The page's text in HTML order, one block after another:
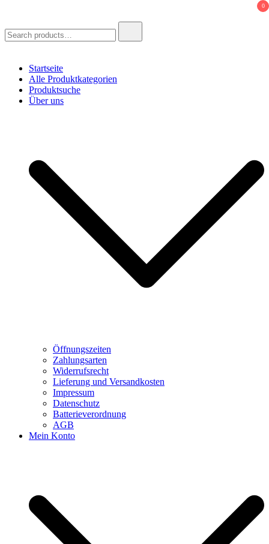
0
for:
Startseite
Alle Produktkategorien
Produktsuche
Über uns
Öffnungszeiten
Zahlungsarten
Widerrufsrecht
Lieferung und Versandkosten
Impressum
Datenschutz
Batterieverordnung
AGB
Mein Konto